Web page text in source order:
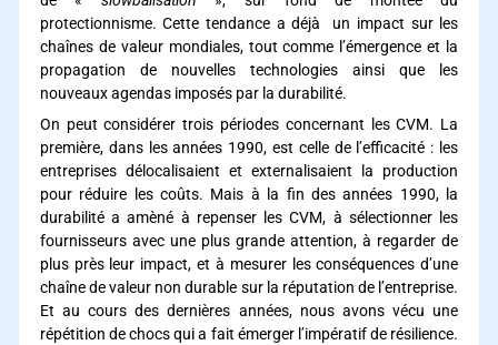
protectionnisme. Cette tendance a déjà un impact sur les
chaînes de valeur mondiales, tout comme l’émergence et la
propagation de nouvelles technologies ainsi que les
nouveaux agendas imposés par la durabilité.
On peut considérer trois périodes concernant les CVM. La
première, dans les années 1990, est celle de l’efficacité : les
entreprises délocalisaient et externalisaient la production
pour réduire les coûts. Mais à la fin des années 1990, la
durabilité a amèné à repenser les CVM, à sélectionner les
fournisseurs avec une plus grande attention, à regarder de
plus près leur impact, et à mesurer les conséquences d’une
chaîne de valeur non durable sur la réputation de l’entreprise.
Et au cours des dernières années, nous avons vécu une
répétition de chocs qui a fait émerger l’impératif de résilience.